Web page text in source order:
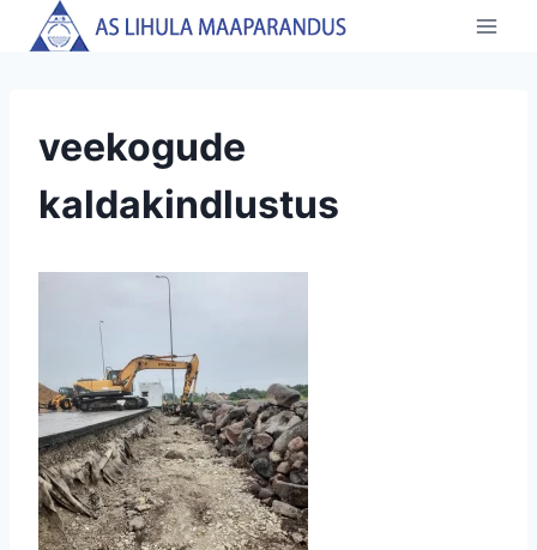
veekogude
kaldakindlustus